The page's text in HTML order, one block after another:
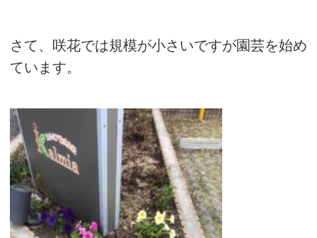
さて、咲花では規模が小さいですが園芸を始め
ています。